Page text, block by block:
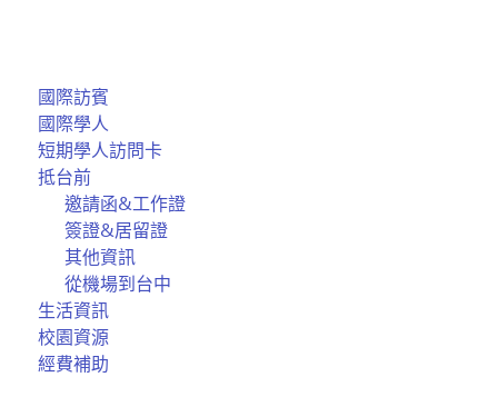
國際訪賓
國際學人
短期學人訪問卡
抵台前
邀請函&工作證
簽證&居留證
其他資訊
從機場到台中
生活資訊
校園資源
經費補助